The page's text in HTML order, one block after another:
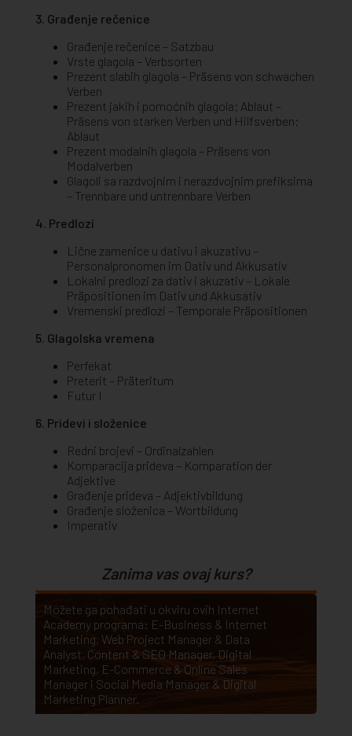
3. Građenje rečenice
Građenje rečenice – Satzbau
Vrste glagola – Verbsorten
Prezent slabih glagola – Präsens von schwachen
Verben
Prezent jakih i pomoćnih glagola; Ablaut –
Präsens von starken Verben und Hilfsverben;
Ablaut
Prezent modalnih glagola – Präsens von
Modalverben
Glagoli sa razdvojnim i nerazdvojnim prefiksima
– Trennbare und untrennbare Verben
4. Predlozi
Lične zamenice u dativu i akuzativu –
Personalpronomen im Dativ und Akkusativ
Lokalni predlozi za dativ i akuzativ – Lokale
Präpositionen im Dativ und Akkusativ
Vremenski predlozi – Temporale Präpositionen
5. Glagolska vremena
Perfekat
Preterit – Präteritum
Futur I
6. Pridevi i složenice
Redni brojevi – Ordinalzahlen
Komparacija prideva – Komparation der
Adjektive
Građenje prideva – Adjektivbildung
Građenje složenica – Wortbildung
Imperativ
Zanima vas ovaj kurs?
Možete ga pohađati u okviru ovih Internet
Academy programa: E-Business & Internet
Marketing, Web Project Manager & Data
Analyst, Content & SEO Manager, Digital
Marketing, E-Commerce & Online Sales
Manager i Social Media Manager & Digital
Marketing Planner.